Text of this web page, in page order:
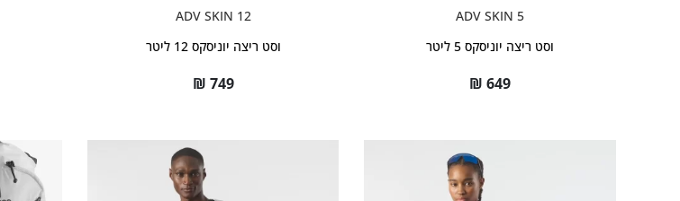
ADV SKIN 5
וסט ריצה יוניסקס 5 ליטר
₪ 649
ADV SKIN 12
וסט ריצה יוניסקס 12 ליטר
₪ 749